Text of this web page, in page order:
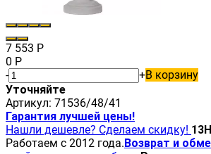
7 553 Р
0 Р
-
+В корзину
Уточняйте
Артикул: 71536/48/41
Гарантия лучшей цены!
Нашли дешевле? Сделаем скидку! 13
Работаем с 2012 года.Возврат и